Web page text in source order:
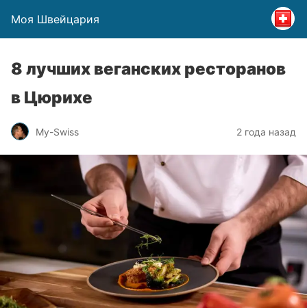
Моя Швейцария
8 лучших веганских ресторанов
в Цюрихе
My-Swiss 2 года назад